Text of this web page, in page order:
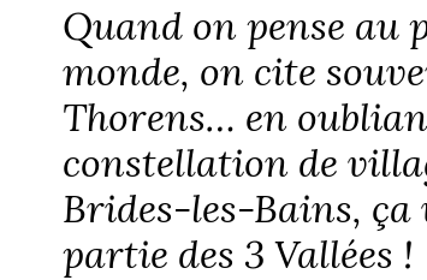
Quand on pense au
monde, on cite
Thorens… en
constellation de
Brides-les-Bains,
partie des 3 Vallées !